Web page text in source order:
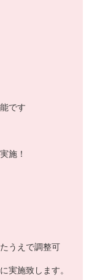
です
施！
うえで調整可
実施致します。